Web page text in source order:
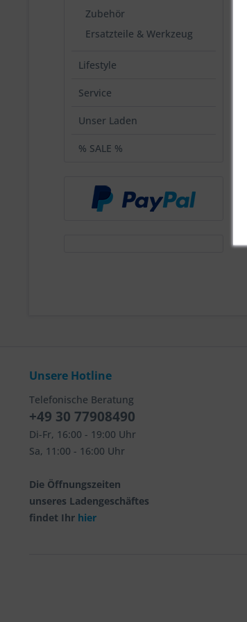
Zubehör
Ersatzteile & Werkzeug
Lifestyle
Service
Unser Laden
% SALE %
Unsere Hotline
Telefonische Beratung
+49 30 77908490
Di-Fr, 16:00 - 19:00 Uhr
Sa, 11:00 - 16:00 Uhr
Die Öffnungszeiten
unseres Ladengeschäftes
findet Ihr hier